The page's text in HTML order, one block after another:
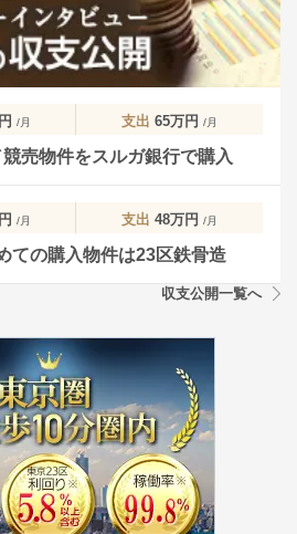
/月 支出 65万円 /月
売物件をスルガ銀行で購入
/月 支出 48万円 /月
ての購入物件は23区鉄骨造
収支公開一覧へ